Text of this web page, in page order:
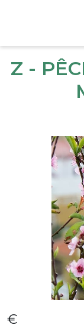
Z -
€